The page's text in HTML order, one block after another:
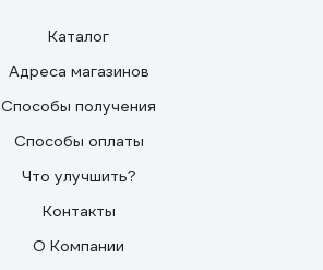
Каталог
Адреса магазинов
Способы получения
Способы оплаты
Что улучшить?
Контакты
О Компании